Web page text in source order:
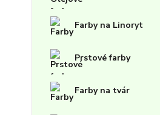
Farby na Linoryt
Prstové farby
Farby na tvár